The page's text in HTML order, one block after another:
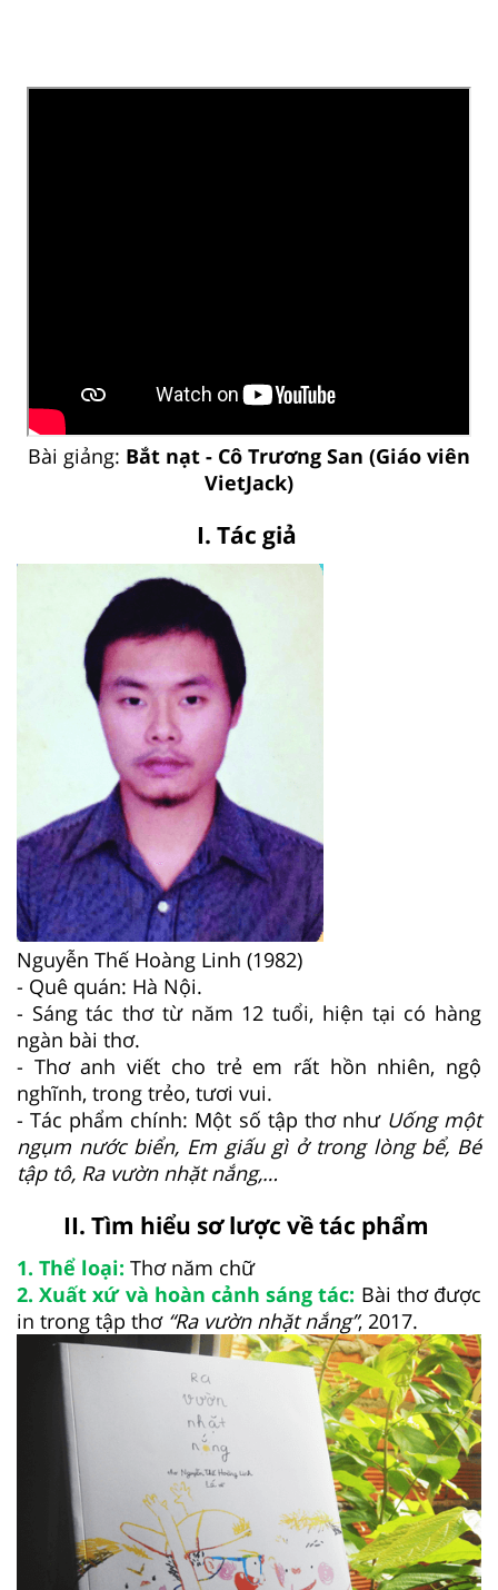
Bài giảng: Bắt nạt - Cô Trương San (Giáo viên
VietJack)
I. Tác giả
Nguyễn Thế Hoàng Linh (1982)
- Quê quán: Hà Nội.
- Sáng tác thơ từ năm 12 tuổi, hiện tại có hàng
ngàn bài thơ.
- Thơ anh viết cho trẻ em rất hồn nhiên, ngộ
nghĩnh, trong trẻo, tươi vui.
- Tác phẩm chính: Một số tập thơ như Uống một
ngụm nước biển, Em giấu gì ở trong lòng bể, Bé
tập tô, Ra vườn nhặt nắng,…
II. Tìm hiểu sơ lược về tác phẩm
1. Thể loại: Thơ năm chữ
2. Xuất xứ và hoàn cảnh sáng tác: Bài thơ được
in trong tập thơ “Ra vườn nhặt nắng”, 2017.